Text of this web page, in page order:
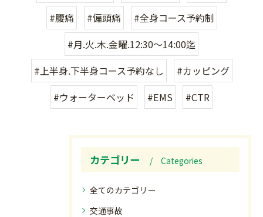
#腰痛
#偏頭痛
#全身コース予約制
#月.火.木.金曜.12:30〜14:00迄
#上半身.下半身コース予約なし
#カッピング
#ウォーターベッド
#EMS #CTR
カテゴリー Categories
全てのカテゴリー
交通事故